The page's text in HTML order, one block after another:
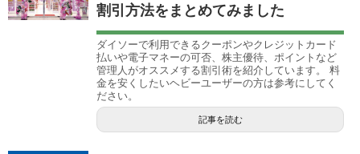
割引方法をまとめてみました
ダイソーで利用できるクーポンやクレジットカード
払いや電子マネーの可否、株主優待、ポイントなど
管理人がオススメする割引術を紹介しています。 料
金を安くしたいヘビーユーザーの方は参考にしてく
ださい。
記事を読む